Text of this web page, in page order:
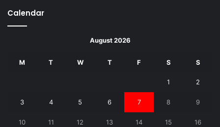
Calendar
August 2026
M T W T F S S
1 2
3 4 5 6 7 8 9
10 11 12 13 14 15 16